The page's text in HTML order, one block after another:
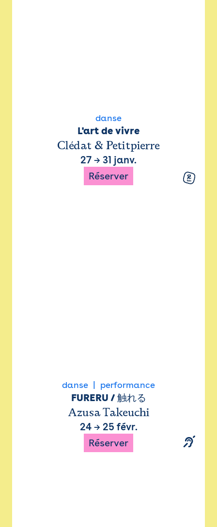
danse
L'art de vivre
Clédat & Petitpierre
27 → 31 janv.
Réserver
danse performance
FURERU / 触れる
Azusa Takeuchi
24→ 25 févr.
Réserver